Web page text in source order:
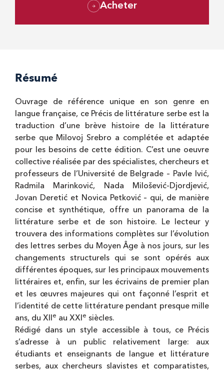
Acheter
Résumé
Ouvrage de référence unique en son genre en
langue française, ce Précis de littérature serbe est la
traduction d’une brève histoire de la littérature
serbe que Milovoj Srebro a complétée et adaptée
pour les besoins de cette édition. C’est une oeuvre
collective réalisée par des spécialistes, chercheurs et
professeurs de l’Université de Belgrade – Pavle Ivić,
Radmila Marinković, Nada Milošević-Djordjević,
Jovan Deretić et Novica Petković – qui, de manière
concise et synthétique, offre un panorama de la
littérature serbe et de son histoire. Le lecteur y
trouvera des informations complètes sur l’évolution
des lettres serbes du Moyen Âge à nos jours, sur les
changements structurels qui se sont opérés aux
différentes époques, sur les principaux mouvements
littéraires et, enfin, sur les écrivains de premier plan
et les œuvres majeures qui ont façonné l’esprit et
l’identité de cette littérature pendant presque mille
ans, du XII
e au XXI e siècles.
Rédigé dans un style accessible à tous, ce Précis
s’adresse à un public relativement large: aux
étudiants et enseignants de langue et littérature
serbes, aux chercheurs slavistes et comparatistes,